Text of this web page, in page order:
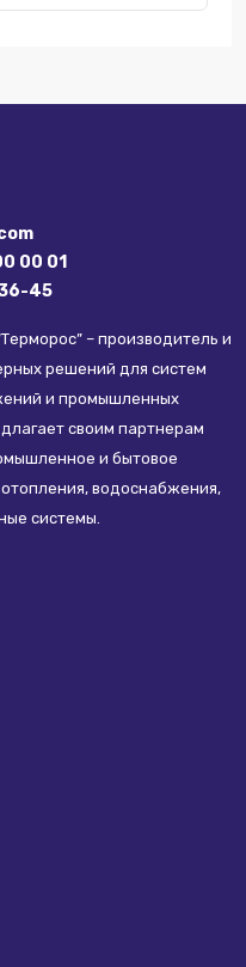
00 01
45
– производитель и
решений для систем
и промышленных
своим партнерам
и бытовое
водоснабжения,
системы.